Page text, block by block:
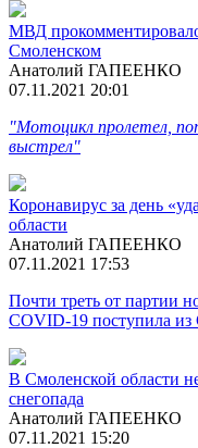
МВД
Смоленском
Анатолий ГАПЕЕНКО
07.11.2021 20:01
"Мотоцикл пролетел,
выстрел"
Коронавирус за день
области
Анатолий ГАПЕЕНКО
07.11.2021 17:53
Почти треть от партии
COVID-19 поступила из
В Смоленской области
снегопада
Анатолий ГАПЕЕНКО
07.11.2021 15:20